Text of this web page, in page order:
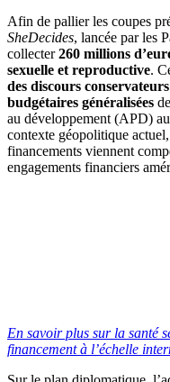
Afin de pallier les coupes
SheDecides, lancée par les
collecter260 millions
sexuelle et reproductive.
des discours
budgétaires généralisées
au développement (APD)
contexte géopolitique
financements viennent
engagements financiers
En savoir plus sur la santé
financement à l’échelle